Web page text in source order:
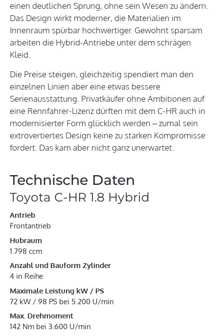
einen deutlichen Sprung, ohne sein Wesen zu ändern.
Das Design wirkt moderner, die Materialien im
Innenraum spürbar hochwertiger. Gewohnt sparsam
arbeiten die Hybrid-Antriebe unter dem schrägen
Kleid.
Die Preise steigen, gleichzeitig spendiert man den
einzelnen Linien aber eine etwas bessere
Serienausstattung. Privatkäufer ohne Ambitionen auf
eine Rennfahrer-Lizenz dürften mit dem C-HR auch in
modernisierter Form glücklich werden – zumal sein
extrovertiertes Design keine zu starken Kompromisse
fordert. Das kam aber nicht ganz unerwartet.
Technische Daten
Toyota C-HR 1.8 Hybrid
Antrieb
Frontantrieb
Hubraum
1.798 ccm
Anzahl und Bauform Zylinder
4 in Reihe
Maximale Leistung kW / PS
72 kW / 98 PS bei 5.200 U/min
Max. Drehmoment
142 Nm bei 3.600 U/min